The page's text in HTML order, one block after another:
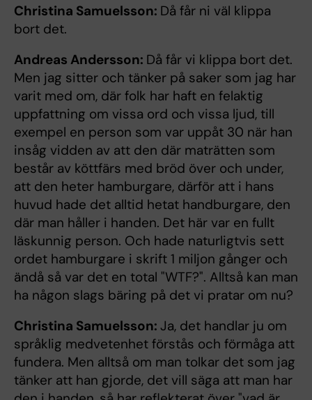
Christina Samuelsson: Då får ni väl klippa
bort det.
Andreas Andersson: Då får vi klippa bort det.
Men jag sitter och tänker på saker som jag har
varit med om, där folk har haft en felaktig
uppfattning om vissa ord och vissa ljud, till
exempel en person som var uppåt 30 när han
insåg vidden av att den där maträtten som
består av köttfärs med bröd över och under,
att den heter hamburgare, därför att i hans
huvud hade det alltid hetat handburgare, den
där man håller i handen. Det här var en fullt
läskunnig person. Och hade naturligtvis sett
ordet hamburgare i skrift 1 miljon gånger och
ändå så var det en total "WTF?". Alltså kan man
ha någon slags bäring på det vi pratar om nu?
Christina Samuelsson: Ja, det handlar ju om
språklig medvetenhet förstås och förmåga att
fundera. Men alltså om man tolkar det som jag
tänker att han gjorde, det vill säga att man har